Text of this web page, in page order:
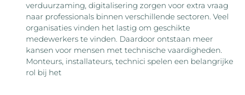
verduurzaming, digitalisering zorgen voor extra vraag
naar professionals binnen verschillende sectoren. Veel
organisaties vinden het lastig om geschikte
medewerkers te vinden. Daardoor ontstaan meer
kansen voor mensen met technische vaardigheden.
Monteurs, installateurs, technici spelen een belangrijke
rol bij het